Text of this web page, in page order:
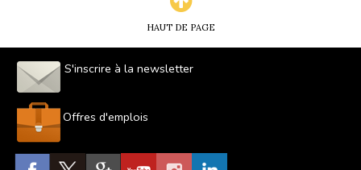
HAUT DE PAGE
S'inscrire à la newsletter
Offres d'emplois